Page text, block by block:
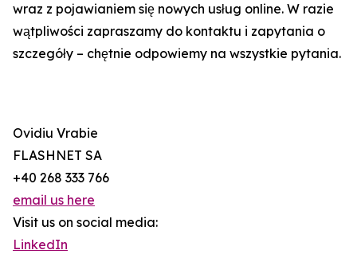
wraz z pojawianiem się nowych usług online. W razie
wątpliwości zapraszamy do kontaktu i zapytania o
szczegóły – chętnie odpowiemy na wszystkie pytania.
Ovidiu Vrabie
FLASHNET SA
+40 268 333 766
email us here
Visit us on social media:
LinkedIn